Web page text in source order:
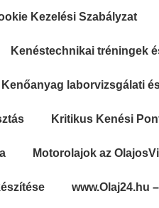
Kezelési Szabályzat
Kenéstechnikai tréningek
Kenőanyag laborvizsgálati
Kritikus Kenési
Motorolajok az
www.Olaj24.hu